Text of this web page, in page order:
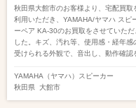
秋田県大館市のお客様より、宅配買取
利用いただき、YAMAHA/ヤマハ スピ
ーペア KA-30のお買取をさせていただ
した。キズ、汚れ等、使用感・経年感
受けられる外観で、音出し、動作確認
YAMAHA（ヤマハ） スピーカー
秋田県
大館市